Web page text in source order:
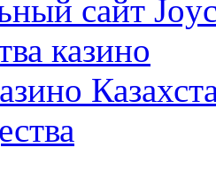
сайт
казино